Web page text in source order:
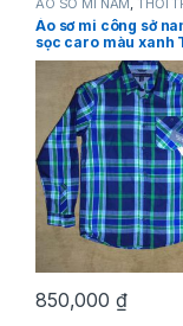
NAM Tommy Hilfiger
Áo sơ mi công sở
sọc caro màu xanh
Hilfiger size L
850,000 ₫